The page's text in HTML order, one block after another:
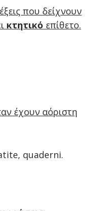
που δείχνουν
κτητικό επίθετο.
έχουν αόριστη
quaderni.